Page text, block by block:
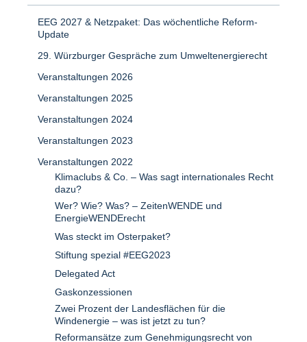
EEG 2027 & Netzpaket: Das wöchentliche Reform-
Update
29. Würzburger Gespräche zum Umweltenergierecht
Veranstaltungen 2026
Veranstaltungen 2025
Veranstaltungen 2024
Veranstaltungen 2023
Veranstaltungen 2022
Klimaclubs & Co. – Was sagt internationales Recht
dazu?
Wer? Wie? Was? – ZeitenWENDE und
EnergieWENDErecht
Was steckt im Osterpaket?
Stiftung spezial #EEG2023
Delegated Act
Gaskonzessionen
Zwei Prozent der Landesflächen für die
Windenergie – was ist jetzt zu tun?
Reformansätze zum Genehmigungsrecht von